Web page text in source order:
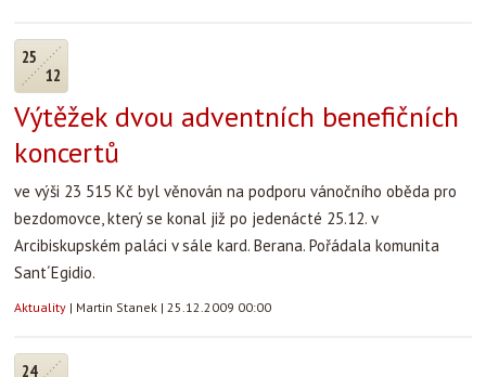
25
12
Výtěžek dvou adventních benefičních
koncertů
ve výši 23 515 Kč byl věnován na podporu vánočního oběda pro
bezdomovce, který se konal již po jedenácté 25.12. v
Arcibiskupském paláci v sále kard. Berana. Pořádala komunita
Sant´Egidio.
Aktuality | Martin Stanek | 25.12.2009 00:00
24